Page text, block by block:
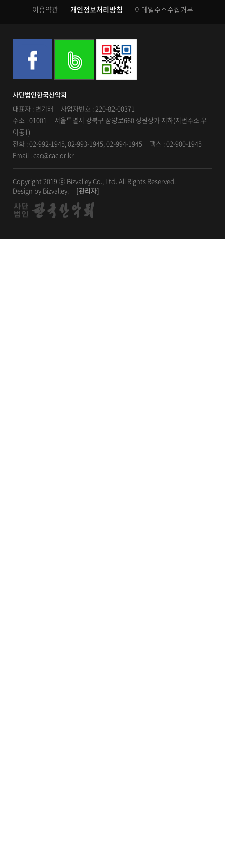
이용약관 개인정보처리방침 이메일주소수집거부
사단법인한국산악회
대표자 : 변기태 사업자번호 : 220-82-00371
주소 : 01001 서울특별시 강북구 삼양로660 성원상가 지하(지번주소:우
이동1)
전화 : 02-992-1945, 02-993-1945, 02-994-1945 팩스 : 02-900-1945
Email : cac@cac.or.kr
Copyright 2019 ⓒ Bizvalley Co., Ltd. All Rights Reserved.
Design by Bizvalley.
[관리자]